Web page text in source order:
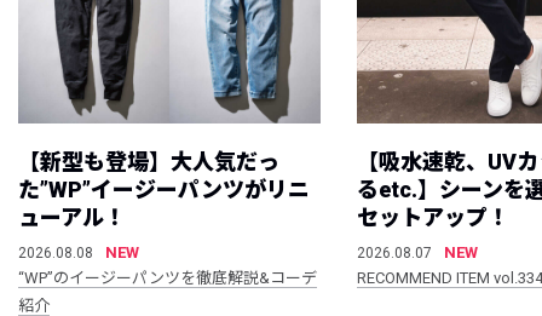
【新型も登場】大人気だっ
た”WP”イージーパンツがリニ
ューアル！
2026.08.08
NEW
“WP”のイージーパンツを徹底解説&コーデ
紹介
【吸水速乾、UV
るetc.】シーンを
セットアップ！
2026.08.07
NEW
RECOMMEND ITEM vol.334